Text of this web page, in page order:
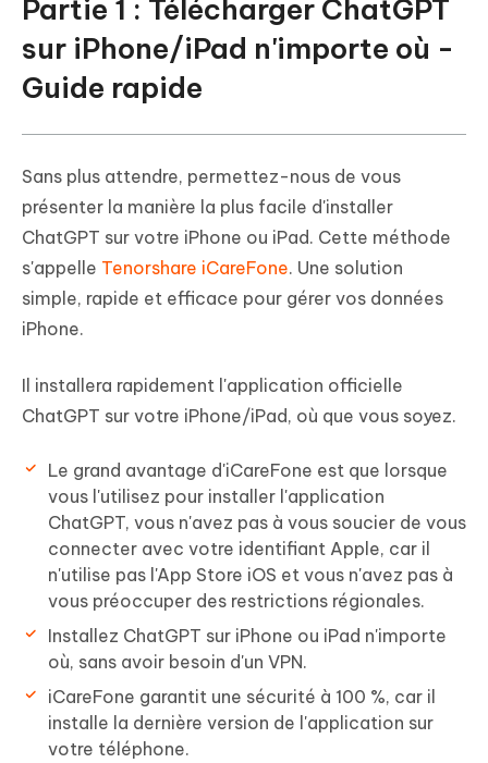
Partie 1 : Télécharger ChatGPT
sur iPhone/iPad n'importe où -
Guide rapide
Sans plus attendre, permettez-nous de vous
présenter la manière la plus facile d'installer
ChatGPT sur votre iPhone ou iPad. Cette méthode
s'appelle Tenorshare iCareFone. Une solution
simple, rapide et efficace pour gérer vos données
iPhone.
Il installera rapidement l'application officielle
ChatGPT sur votre iPhone/iPad, où que vous soyez.
Le grand avantage d'iCareFone est que lorsque
vous l'utilisez pour installer l'application
ChatGPT, vous n'avez pas à vous soucier de vous
connecter avec votre identifiant Apple, car il
n'utilise pas l'App Store iOS et vous n'avez pas à
vous préoccuper des restrictions régionales.
Installez ChatGPT sur iPhone ou iPad n'importe
où, sans avoir besoin d'un VPN.
iCareFone garantit une sécurité à 100 %, car il
installe la dernière version de l'application sur
votre téléphone.